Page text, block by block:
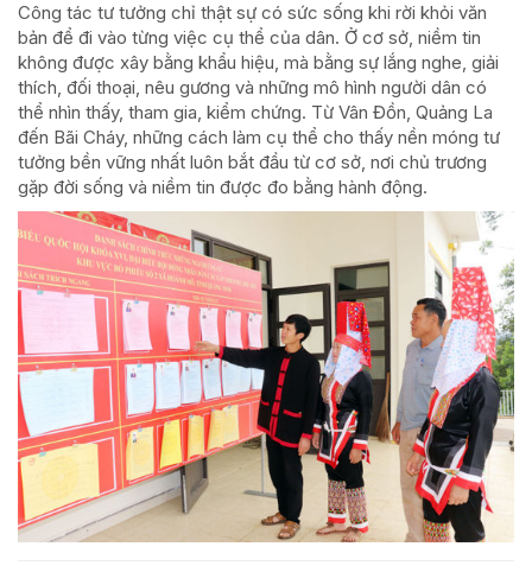
Công tác tư tưởng chỉ thật sự có sức sống khi rời khỏi văn
bản để đi vào từng việc cụ thể của dân. Ở cơ sở, niềm tin
không được xây bằng khẩu hiệu, mà bằng sự lắng nghe, giải
thích, đối thoại, nêu gương và những mô hình người dân có
thể nhìn thấy, tham gia, kiểm chứng. Từ Vân Đồn, Quảng La
đến Bãi Cháy, những cách làm cụ thể cho thấy nền móng tư
tưởng bền vững nhất luôn bắt đầu từ cơ sở, nơi chủ trương
gặp đời sống và niềm tin được đo bằng hành động.